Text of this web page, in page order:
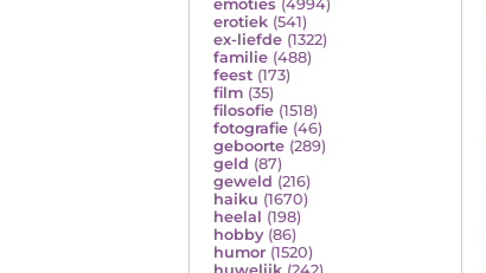
emoties (4994)
erotiek (541)
ex-liefde (1322)
familie (488)
feest (173)
film (35)
filosofie (1518)
fotografie (46)
geboorte (289)
geld (87)
geweld (216)
haiku (1670)
heelal (198)
hobby (86)
humor (1520)